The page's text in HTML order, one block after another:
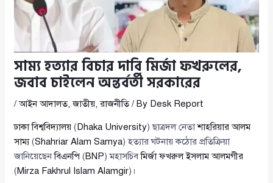
সাম্য হত্যার বিচার দাবি মির্জা ফখরুলের,
জবাব চাইলেন অন্তর্বর্তী সরকারের
/আইন আদালত,জাতীয়,রাজনীতি/ By Desk Report
ঢাকা বিশ্ববিদ্যালয় ( Dhaka University) ছাত্রদল নেতাশাহরিয়ার আলম
সাম্য(Shahriar Alam Samya) হত্যার ঘটনায় কঠোর প্রতিক্রিয়া
জানিয়েছেনবিএনপি (BNP) মহাসচিবমির্জা ফখরুল ইসলাম আলমগীর
(Mirza Fakhrul Islam Alamgir)।